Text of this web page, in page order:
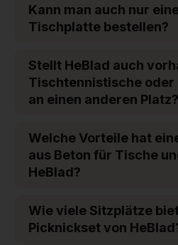
Kann man auch nur
Tischplatte bestellen?
Stellt HeBlad auch
Tischtennistische oder
an einen anderen Platz?
Welche Vorteile hat
aus Beton für Tische
HeBlad?
Wie viele Sitzplätze
Picknickset von